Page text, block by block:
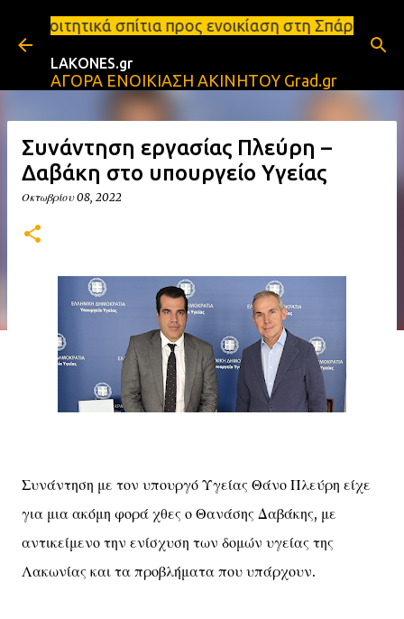
Μετάβαση στο κύριο περιεχόμενο
προς ενοικίαση στη Σπάρτη Ενοικιάσεις
LAKONES.gr
ΑΓΟΡΑ ΕΝΟΙΚΙΑΣΗ ΑΚΙΝΗΤΟΥ Grad.gr
Συνάντηση εργασίας Πλεύρη –
Δαβάκη στο υπουργείο Υγείας
Οκτωβρίου 08, 2022
Συνάντηση με τον υπουργό Υγείας Θάνο Πλεύρη είχε
για μια ακόμη φορά χθες ο Θανάσης Δαβάκης, με
αντικείμενο την ενίσχυση των δομών υγείας της
Λακωνίας και τα προβλήματα που υπάρχουν.